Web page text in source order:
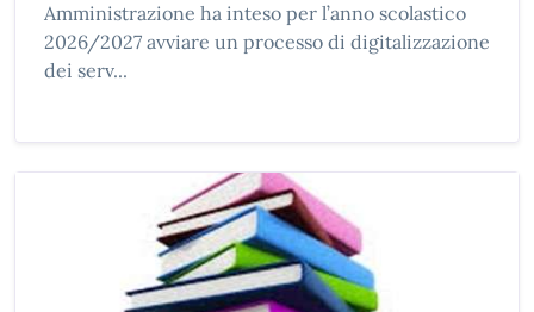
Amministrazione ha inteso per l’anno scolastico
2026/2027 avviare un processo di digitalizzazione
dei serv...